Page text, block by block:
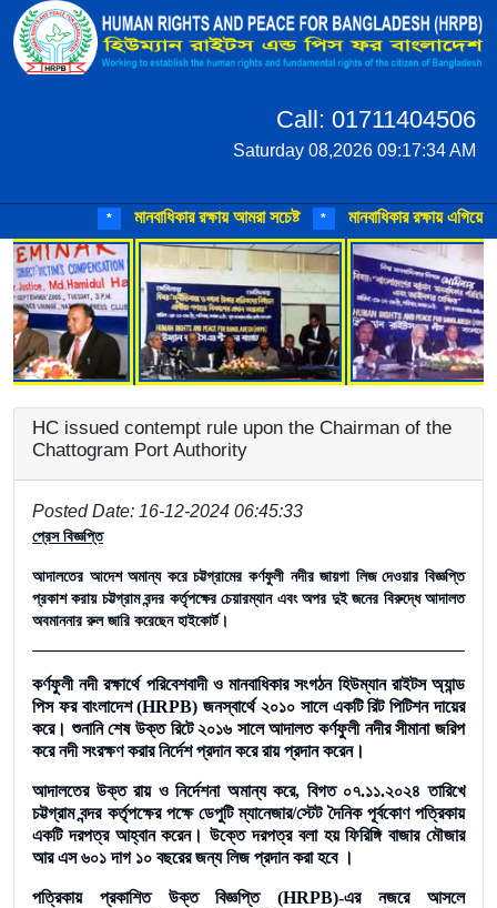
Call: 01711404506
Saturday 08,2026 09:17:34 AM
মানবাধিকার রক্ষায় আমরা সচেষ্ট মানবাধিকার রক্ষায় এগিয়ে
HC issued contempt rule upon the Chairman of the
Chattogram Port Authority
Posted Date: 16-12-2024 06:45:33
প্রেস বিজ্ঞপ্তি
আদালতের আদেশ অমান্য করে চট্টগ্রামের কর্ণফুলী নদীর জায়গা লিজ দেওয়ার বিজ্ঞপ্তি
প্রকাশ করায় চট্টগ্রাম বন্দর কর্তৃপক্ষের চেয়ারম্যান এবং অপর দুই জনের বিরুদ্ধে আদালত
অবমাননার রুল জারি করেছেন হাইকোর্ট।
কর্ণফুলী নদী রক্ষার্থে পরিবেশবাদী ও মানবাধিকার সংগঠন হিউম্যান রাইটস অ্যান্ড
পিস ফর বাংলাদেশ (HRPB) জনস্বার্থে ২০১০ সালে একটি রিট পিটিশন দায়ের
করে। শুনানি শেষ উক্ত রিটে ২০১৬ সালে আদালত কর্ণফুলী নদীর সীমানা জরিপ
করে নদী সংরক্ষণ করার নির্দেশ প্রদান করে রায় প্রদান করেন।
আদালতের উক্ত রায় ও নির্দেশনা অমান্য করে, বিগত ০৭.১১.২০২৪ তারিখে
চট্টগ্রাম বন্দর কর্তৃপক্ষের পক্ষে ডেপুটি ম্যানেজার/স্টেট দৈনিক পূর্বকোণ পত্রিকায়
একটি দরপত্র আহ্বান করেন। উক্তে দরপত্র বলা হয় ফিরিঙ্গি বাজার মৌজার
আর এস ৬০১ দাগ ১০ বছরের জন্য লিজ প্রদান করা হবে ।
পত্রিকায় প্রকাশিত উক্ত বিজ্ঞপ্তি (HRPB)-এর নজরে আসলে